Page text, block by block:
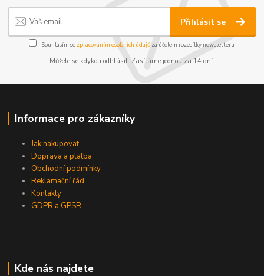
Přihlásit se
Souhlasím se zpracováním osobních údajůza účelem rozesílky newsletteru.
Můžete se kdykoli odhlásit. Zasíláme jednou za 14 dní.
Informace pro zákazníky
Jak nakupovat
Doprava a platba
Obchodní podmínky
Reklamační řád
Kontakty
GDPR a GPSR
Kde nás najdete